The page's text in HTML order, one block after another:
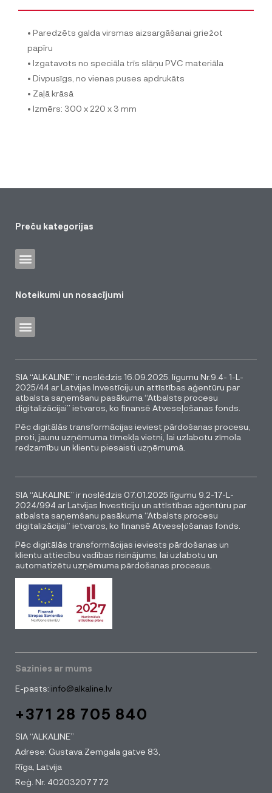
• Paredzēts galda virsmas aizsargāšanai griežot
papīru
• Izgatavots no speciāla trīs slāņu PVC materiāla
• Divpusīgs, no vienas puses apdrukāts
• Zaļā krāsā
• Izmērs: 300 x 220 x 3 mm
Preču kategorijas
Noteikumi un nosacījumi
SIA “ALKALINE” ir noslēdzis 16.09.2025. līgumu Nr.9.4- 1-L-
2025/44 ar Latvijas Investīciju un attīstības aģentūru par
atbalsta saņemšanu pasākuma “Atbalsts procesu
digitalizācijai” ietvaros, ko finansē Atveseļošanas fonds.
Pēc digitālās transformācijas ieviest pārdošanas procesu,
proti, jaunu uzņēmuma tīmekļa vietni, lai uzlabotu zīmola
redzamību un klientu piesaisti uzņēmumā.
SIA “ALKALINE” ir noslēdzis 07.01.2025 līgumu 9.2-17-L-
2024/994 ar Latvijas Investīciju un attīstības aģentūru par
atbalsta saņemšanu pasākuma “Atbalsts procesu
digitalizācijai” ietvaros, ko finansē Atveseļošanas fonds.
Pēc digitālās transformācijas ieviests pārdošanas un
klientu attiecību vadības risinājums, lai uzlabotu un
automatizētu uzņēmuma pārdošanas procesus.
Sazinies ar mums
E-pasts: info@alkaline.lv
+371 28 705 840
SIA “ALKALINE”
Adrese: Gustava Zemgala gatve 83,
Rīga, Latvija
Reģ. Nr. 40203207772